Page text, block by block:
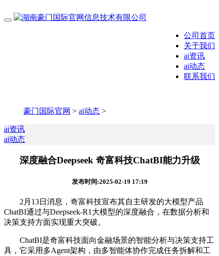
公司首页
关于我们
ai资讯
ai动态
联系我们
豪门国际官网 > ai动态 >
ai资讯
ai动态
深度融合Deepseek 奇富科技ChatBI能力升级
发布时间:2025-02-19 17:19
2月13日消息，奇富科技宣布其自主研发的大模型产品
ChatBI通过与Deepseek-R1大模型的深度融合，在数据分析和
决策支持方面实现重大突破。
ChatBI是奇富科技面向金融场景的智能分析与决策支持工
具，它采用多Agent架构，由多智能体协作完成任务拆解和工